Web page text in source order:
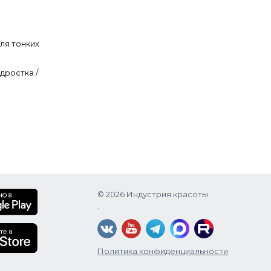
тонких
/
© 2026 Индустрия красоты.
Политика конфиденциальности